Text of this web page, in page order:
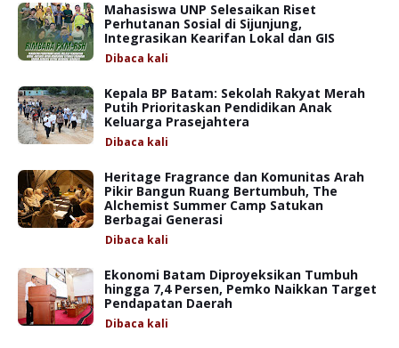
Mahasiswa UNP Selesaikan Riset
Perhutanan Sosial di Sijunjung,
Integrasikan Kearifan Lokal dan GIS
Dibaca kali
Kepala BP Batam: Sekolah Rakyat Merah
Putih Prioritaskan Pendidikan Anak
Keluarga Prasejahtera
Dibaca kali
Heritage Fragrance dan Komunitas Arah
Pikir Bangun Ruang Bertumbuh, The
Alchemist Summer Camp Satukan
Berbagai Generasi
Dibaca kali
Ekonomi Batam Diproyeksikan Tumbuh
hingga 7,4 Persen, Pemko Naikkan Target
Pendapatan Daerah
Dibaca kali